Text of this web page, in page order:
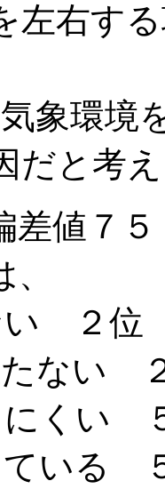
左右す
象環境
だと考
差値７
い ２位
たない
にくい
ている